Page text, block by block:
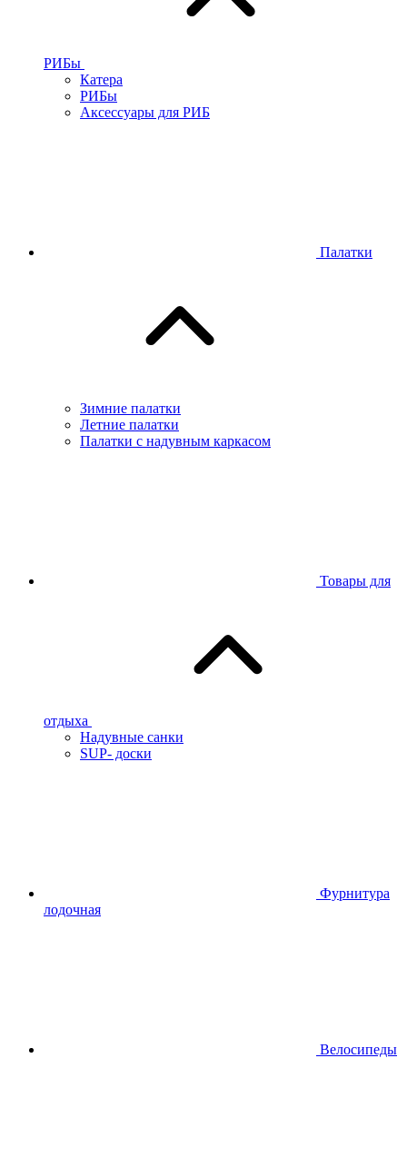
РИБы
Катера
РИБы
Аксессуары для РИБ
Палатки
Зимние палатки
Летние палатки
Палатки с надувным каркасом
Товары для
отдыха
Надувные санки
SUP- доски
Фурнитура
лодочная
Велосипеды